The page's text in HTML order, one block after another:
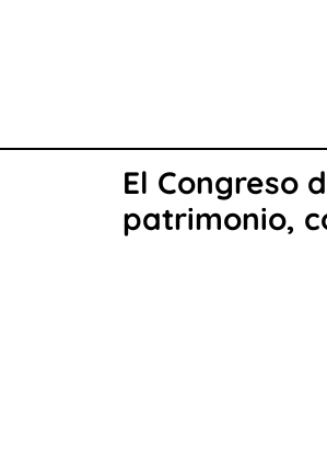
El Congreso
patrimonio,